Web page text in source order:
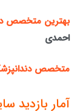
بهترین متخصص
احمدی
متخصص
آمار بازدید